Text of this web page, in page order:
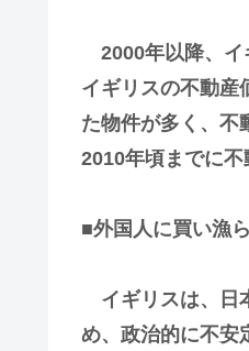
2000年以降、イ
イギリスの不動産
た物件が多く、不
2010年頃までに不
■外国人に買い漁
イギリスは、日
め、政治的に不安